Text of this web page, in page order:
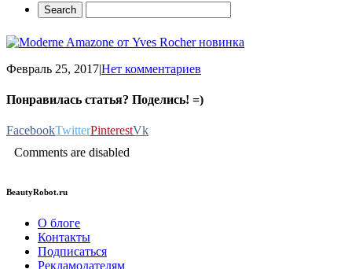
Февраль 25, 2017|Нет комментариев
Понравилась статья? Поделись! =)
FacebookTwitterPinterestVk
Comments are disabled
BeautyRobot.ru
О блоге
Контакты
Подписаться
Рекламодателям